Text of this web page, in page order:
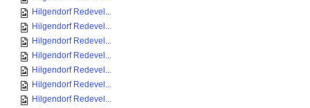
Hilgendorf Redevel...
Hilgendorf Redevel...
Hilgendorf Redevel...
Hilgendorf Redevel...
Hilgendorf Redevel...
Hilgendorf Redevel...
Hilgendorf Redevel...